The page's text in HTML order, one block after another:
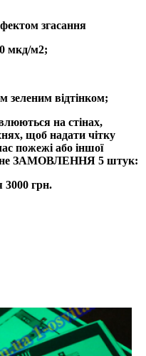
згасання
мкд/м2;
зеленим відтінком;
на стінах,
щоб надати чітку
пожежі або іншої
ЗАМОВЛЕННЯ 5 штук:
3000 грн.